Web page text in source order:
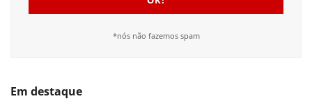
*nós não fazemos spam
Em destaque